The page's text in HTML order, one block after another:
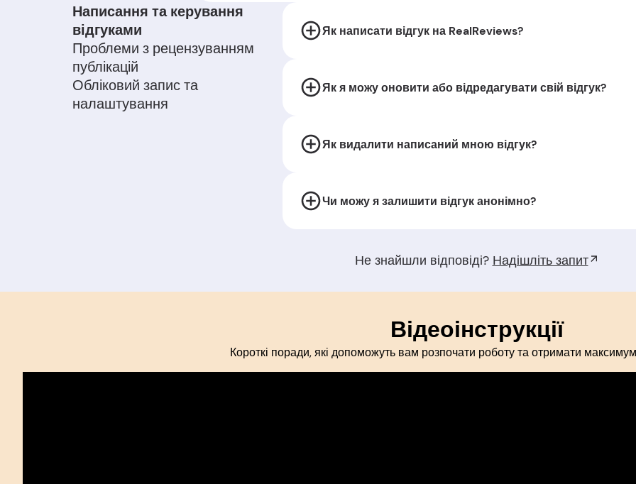
Написання та керування
відгуками
Проблеми з рецензуванням
публікацій
Обліковий запис та
налаштування
Як написати відгук на RealReviews?
Як я можу оновити або відредагувати свій відгук?
Як видалити написаний мною відгук?
Чи можу я залишити відгук анонімно?
Не знайшли відповіді? Надішліть запит
Відеоінструкції
Короткі поради, які допоможуть вам розпочати роботу та отримати